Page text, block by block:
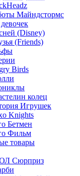
Майндстормс
(Disney)
(Friends)
Birds
колец
Игрушек
Knights
Бетмен
Фильм
товары
Сюрприз